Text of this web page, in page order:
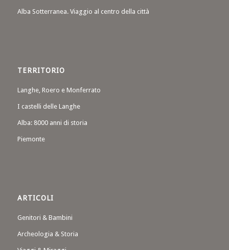
Alba Sotterranea. Viaggio al centro della città
TERRITORIO
Langhe, Roero e Monferrato
I castelli delle Langhe
Alba: 8000 anni di storia
Piemonte
ARTICOLI
Genitori & Bambini
Archeologia & Storia